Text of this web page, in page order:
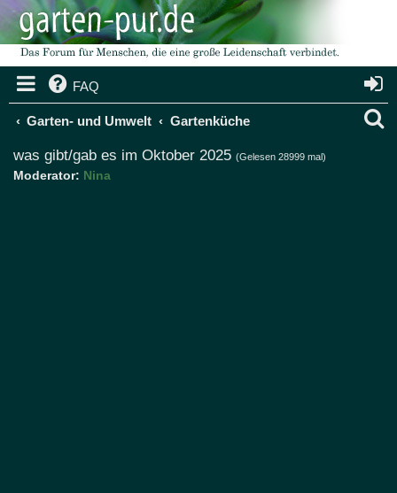
FAQ
Garten- und Umwelt Gartenküche
was gibt/gab es im Oktober 2025 (Gelesen 28999 mal)
Moderator: Nina